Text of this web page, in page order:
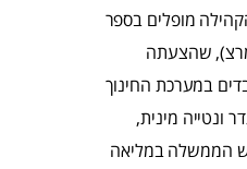
מופלים בספר
שהצעתה
במערכת החינוך
ונטייה מינית,
הממשלה במליאה